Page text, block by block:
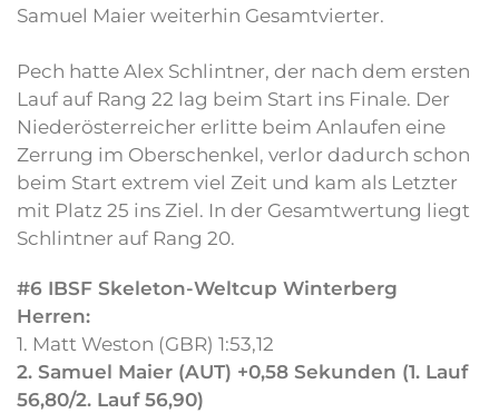
Samuel Maier weiterhin Gesamtvierter.
Pech hatte Alex Schlintner, der nach dem ersten
Lauf auf Rang 22 lag beim Start ins Finale. Der
Niederösterreicher erlitte beim Anlaufen eine
Zerrung im Oberschenkel, verlor dadurch schon
beim Start extrem viel Zeit und kam als Letzter
mit Platz 25 ins Ziel. In der Gesamtwertung liegt
Schlintner auf Rang 20.
#6 IBSF Skeleton-Weltcup Winterberg
Herren:
1. Matt Weston (GBR) 1:53,12
2. Samuel Maier (AUT) +0,58 Sekunden (1. Lauf
56,80/2. Lauf 56,90)